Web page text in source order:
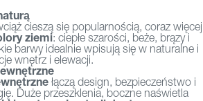
cieszą się popularnością, coraz więcej
ziemi: ciepłe szarości, beże, brązy i
barwy idealnie wpisują się w naturalne i
wnętrz i elewacji.
łączą design, bezpieczeństwo i
Duże przeszklenia, boczne naświetla